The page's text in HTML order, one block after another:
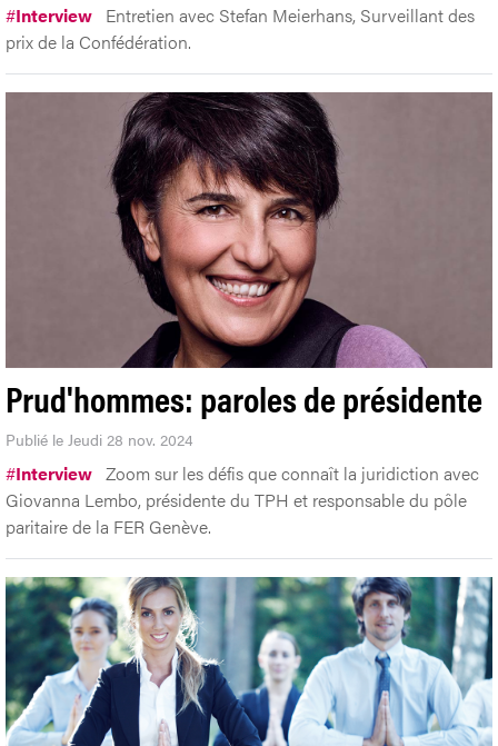
#Interview Entretien avec Stefan Meierhans, Surveillant des
prix de la Confédération.
Prud'hommes: paroles de présidente
Publié le Jeudi 28 nov. 2024
#Interview Zoom sur les défis que connaît la juridiction avec
Giovanna Lembo, présidente du TPH et responsable du pôle
paritaire de la FER Genève.